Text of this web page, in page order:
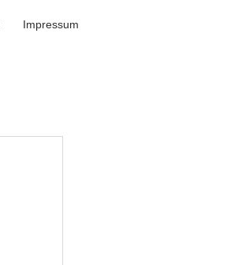
Impressum